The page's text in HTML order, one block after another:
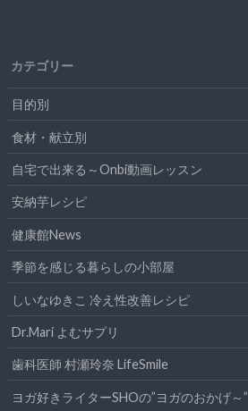
カテゴリー
目的別
食材・献立別
自宅で出来る～Onbi動画レッスン
安納芋レシピ
健康館News
季節を感じる暮らしの小部屋
しいなゆきこ 冷え性改善レシピ
Dr.Mari よむサプリ
歯科医師 村瀬玲奈 LifeSmile
ヨガ好きライターSHOの”ヨガのおかげ～”